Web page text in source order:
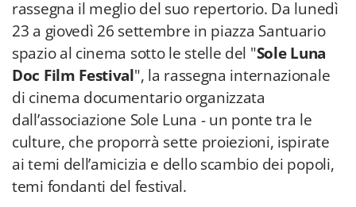
rassegna il meglio del suo repertorio. Da lunedì
23 a giovedì 26 settembre in piazza Santuario
spazio al cinema sotto le stelle del "Sole Luna
Doc Film Festival", la rassegna internazionale
di cinema documentario organizzata
dall’associazione Sole Luna - un ponte tra le
culture, che proporrà sette proiezioni, ispirate
ai temi dell’amicizia e dello scambio dei popoli,
temi fondanti del festival.